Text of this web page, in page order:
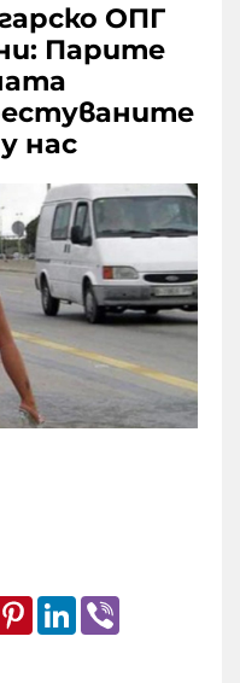
ОПГ
Парите
нас
Pinterest
LinkedIn